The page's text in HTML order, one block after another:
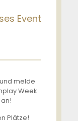
Event
melde
Week
Plätze!